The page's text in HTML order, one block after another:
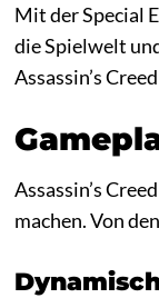
Mit der Special
die Spielwelt
Assassin’s
Assassin’s
machen. Von